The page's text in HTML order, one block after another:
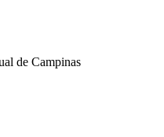
de Campinas